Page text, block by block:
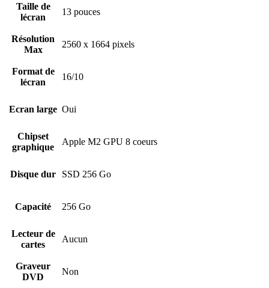
Taille de
lécran
13 pouces
Résolution
Max
2560 x 1664 pixels
Format de
lécran
16/10
Ecran large Oui
Chipset
graphique
Apple M2 GPU 8 coeurs
Disque dur SSD 256 Go
Capacité 256 Go
Lecteur de
cartes
Aucun
Graveur
DVD
Non